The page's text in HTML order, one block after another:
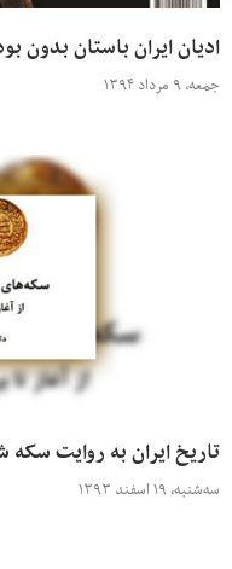
ادیان ایران باستان بدون
جمعه، ۹ مرداد ۱۳۹۴
تاریخ ایران به روایت
سه‌شنبه، ۱۹ اسفند ۱۳۹۳